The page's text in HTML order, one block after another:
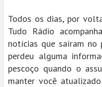
Todos os dias, por
Tudo Rádio
notícias que saíram
perdeu alguma
pescoço quando o
manter você